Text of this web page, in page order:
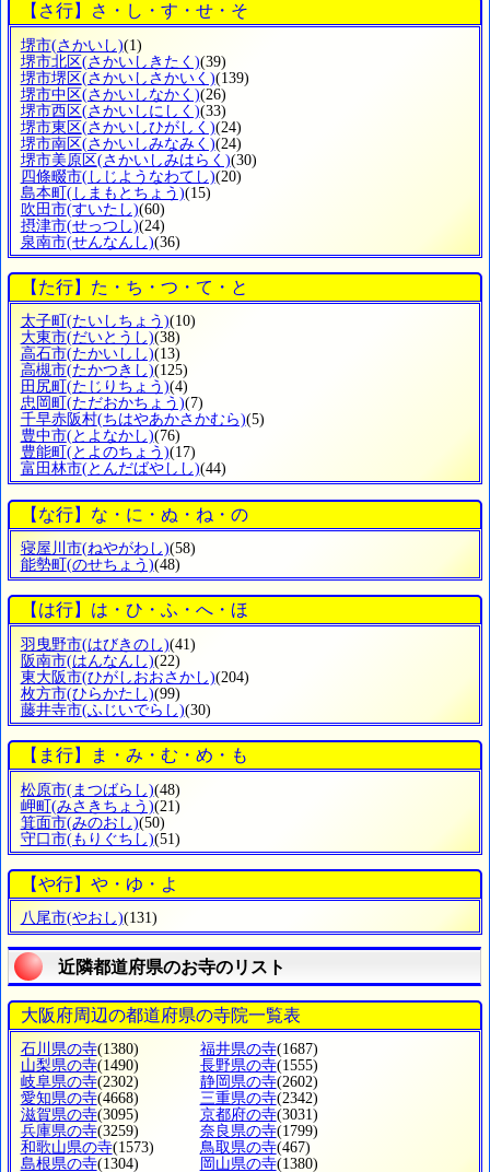
【さ行】さ・し・す・せ・そ
堺市(さかいし)(1)
堺市北区(さかいしきたく)(39)
堺市堺区(さかいしさかいく)(139)
堺市中区(さかいしなかく)(26)
堺市西区(さかいしにしく)(33)
堺市東区(さかいしひがしく)(24)
堺市南区(さかいしみなみく)(24)
堺市美原区(さかいしみはらく)(30)
四條畷市(しじようなわてし)(20)
島本町(しまもとちょう)(15)
吹田市(すいたし)(60)
摂津市(せっつし)(24)
泉南市(せんなんし)(36)
【た行】た・ち・つ・て・と
太子町 (たいしちょう)(10)
大東市(だいとうし)(38)
高石市(たかいしし)(13)
高槻市(たかつきし)(125)
田尻町 (たじりちょう)(4)
忠岡町 (ただおかちょう)(7)
千早赤阪村(ちはやあかさかむら)(5)
豊中市(とよなかし)(76)
豊能町 (とよのちょう)(17)
富田林市(とんだばやしし)(44)
【な行】な・に・ぬ・ね・の
寝屋川市(ねやがわし)(58)
能勢町 (のせちょう)(48)
【は行】は・ひ・ふ・へ・ほ
羽曳野市(はびきのし)(41)
阪南市(はんなんし)(22)
東大阪市(ひがしおおさかし)(204)
枚方市(ひらかたし)(99)
藤井寺市(ふじいでらし)(30)
【ま行】ま・み・む・め・も
松原市(まつばらし)(48)
岬町(みさきちょう)(21)
箕面市(みのおし)(50)
守口市(もりぐちし)(51)
【や行】や・ゆ・よ
八尾市(やおし)(131)
近隣都道府県のお寺のリスト
大阪府周辺の都道府県の寺院一覧表
石川県の寺(1380) 福井県の寺(1687)
山梨県の寺(1490) 長野県の寺(1555)
岐阜県の寺(2302) 静岡県の寺(2602)
愛知県の寺(4668) 三重県の寺(2342)
滋賀県の寺(3095) 京都府の寺(3031)
兵庫県の寺(3259) 奈良県の寺(1799)
和歌山県の寺(1573) 鳥取県の寺(467)
島根県の寺(1304) 岡山県の寺(1380)